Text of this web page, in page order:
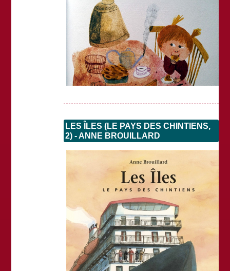
LES ÎLES (LE PAYS DES CHINTIENS,
2) - ANNE BROUILLARD